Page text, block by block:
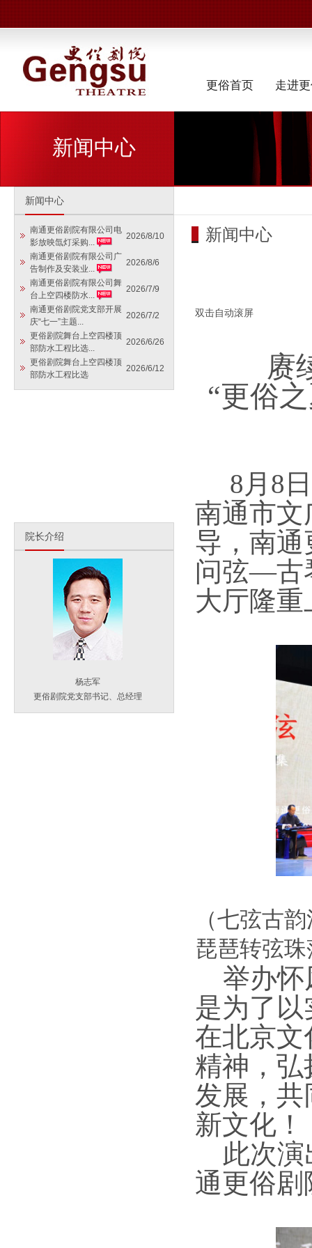
更俗首页 走进
新闻中心
新闻中心
南通更俗剧院有限公司电
影放映氙灯采购...
2026/8/10
南通更俗剧院有限公司广
告制作及安装业...
2026/8/6
南通更俗剧院有限公司舞
台上空四楼防水...
2026/7/9
南通更俗剧院党支部开展
庆“七一”主题...
2026/7/2
更俗剧院舞台上空四楼顶
部防水工程比选...
2026/6/26
更俗剧院舞台上空四楼顶
部防水工程比选
2026/6/12
院长介绍
杨志军
更俗剧院党支部书记、总经理
新闻中心
双击自动滚屏
赓
“更俗
8月8日
南通市文
导， 南通
问弦—古
大厅隆重
（七弦古
琵琶转弦
举办怀
是为了
在北京文
精神，弘
发展，
新文化！
此次
通更俗